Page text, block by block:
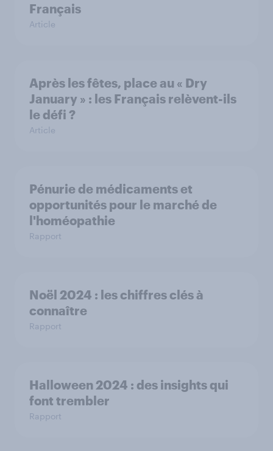
Français
Article
Après les fêtes, place au « Dry
January » : les Français relèvent-ils
le défi ?
Article
Pénurie de médicaments et
opportunités pour le marché de
l'homéopathie
Rapport
Noël 2024 : les chiffres clés à
connaître
Rapport
Halloween 2024 : des insights qui
font trembler
Rapport